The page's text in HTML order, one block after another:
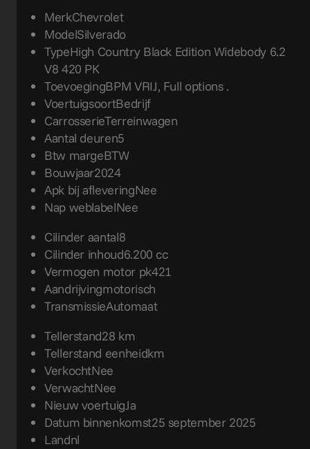
MerkChevrolet
ModelSilverado
TypeHigh Country Black Edition Widebody 6.2
V8 420 PK
ToevoegingBPM VRIJ, Full options .
VoertuigsoortBedrijf
CarrosserieTerreinwagen
Aantal deuren5
Btw margeBTW
Bouwjaar2024
Apk bij afleveringNee
Nap weblabelNee
Cilinder aantal8
Cilinder inhoud6.200 cc
Vermogen motor pk421
Aandrijvingmotorisch
TransmissieAutomaat
Tellerstand28 km
Tellerstand eenheidkm
VerkochtNee
VerwachtNee
Nieuw voertuigJa
Datum binnenkomst25 september 2025
Landnl